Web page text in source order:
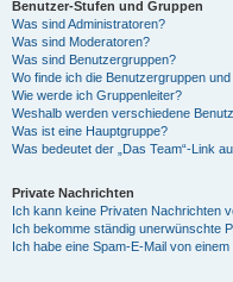
Benutzer-Stufen und Gruppen
Was sind Administratoren?
Was sind Moderatoren?
Was sind Benutzergruppen?
Wo finde ich die Benutzergruppen
Wie werde ich Gruppenleiter?
Weshalb werden verschiedene
Was ist eine Hauptgruppe?
Was bedeutet der „Das Team“-Link
Private Nachrichten
Ich kann keine Privaten Nachrichten
Ich bekomme ständig unerwünschte
Ich habe eine Spam-E-Mail von